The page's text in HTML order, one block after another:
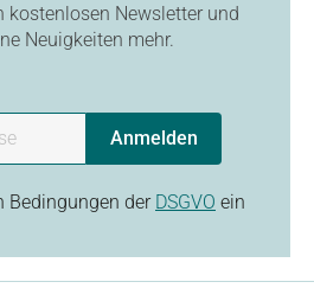
kostenlosen Newsletter und
Neuigkeiten mehr.
Anmelden
Bedingungen der DSGVO ein